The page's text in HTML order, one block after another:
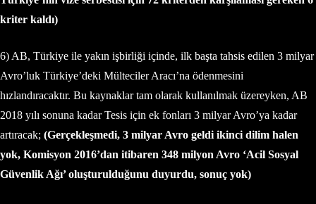
kriter kaldı)
6) AB, Türkiye ile yakın işbirliği içinde, ilk başta tahsis edilen 3 milyar
Avro’luk Türkiye’deki Mülteciler Aracı’na ödenmesini
hızlandıracaktır. Bu kaynaklar tam olarak kullanılmak üzereyken, AB
2018 yılı sonuna kadar Tesis için ek fonları 3 milyar Avro’ya kadar
artıracak; (Gerçekleşmedi, 3 milyar Avro geldi ikinci dilim halen
yok, Komisyon 2016’dan itibaren 348 milyon Avro ‘Acil Sosyal
Güvenlik Ağı’ oluşturulduğunu duyurdu, sonuç yok)